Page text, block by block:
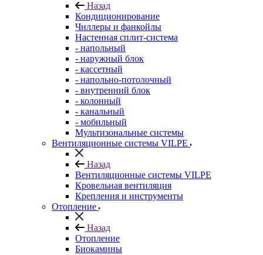
Назад
Кондиционирование
Чиллеры и фанкойлы
Настенная сплит-система
- напольный
- наружный блок
- кассетный
- напольно-потолочный
- внутренний блок
- колонный
- канальный
- мобильный
Мультизональные системы
Вентиляционные системы VILPE
Назад
Вентиляционные системы VILPE
Кровельная вентиляция
Крепления и инструменты
Отопление
Назад
Отопление
Биокамины